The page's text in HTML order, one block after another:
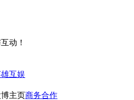
动！
互娱
主页商务合作